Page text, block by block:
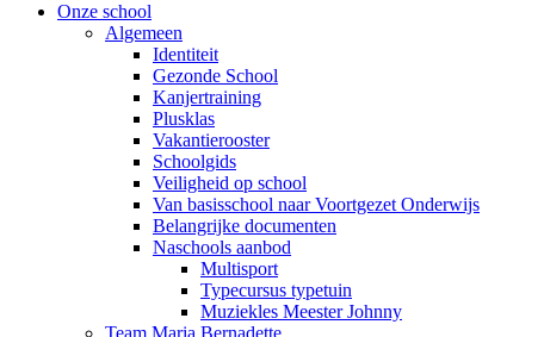
Onze school
Algemeen
Identiteit
Gezonde School
Kanjertraining
Plusklas
Vakantierooster
Schoolgids
Veiligheid op school
Van basisschool naar Voortgezet Onderwijs
Belangrijke documenten
Naschools aanbod
Multisport
Typecursus typetuin
Muziekles Meester Johnny
Team Maria Bernadette